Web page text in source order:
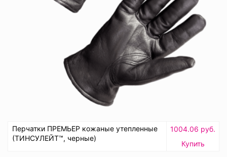
Перчатки ПРЕМЬЕР кожаные утепленные
(ТИНСУЛЕЙТ™, черные)
1004.06 руб.
Купить